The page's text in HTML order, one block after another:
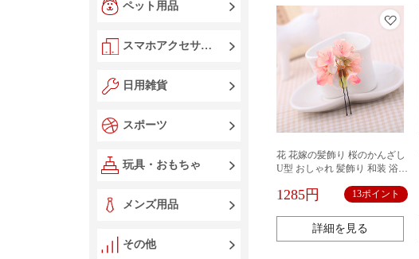
ペット用品
スマホアクセサリー
日用雑貨
スポーツ
玩具・おもちゃ
メンズ用品
その他
花 花嫁の髪飾り 桜のかんざし
U型 おしゃれ 髪飾り 和装 浴衣
ー かんざし 簪 まとめ髪 お土
1285円 13ポイント
詳細を見る